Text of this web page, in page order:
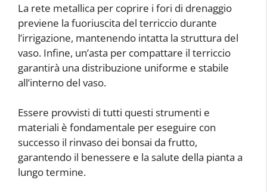
La rete metallica per coprire i fori di drenaggio
previene la fuoriuscita del terriccio durante
l’irrigazione, mantenendo intatta la struttura del
vaso. Infine, un’asta per compattare il terriccio
garantirà una distribuzione uniforme e stabile
all’interno del vaso.
Essere provvisti di tutti questi strumenti e
materiali è fondamentale per eseguire con
successo il rinvaso dei bonsai da frutto,
garantendo il benessere e la salute della pianta a
lungo termine.